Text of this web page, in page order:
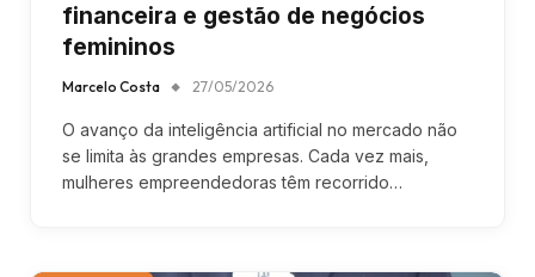
financeira e gestão de negócios
femininos
Marcelo Costa 27/05/2026
O avanço da inteligência artificial no mercado não
se limita às grandes empresas. Cada vez mais,
mulheres empreendedoras têm recorrido…